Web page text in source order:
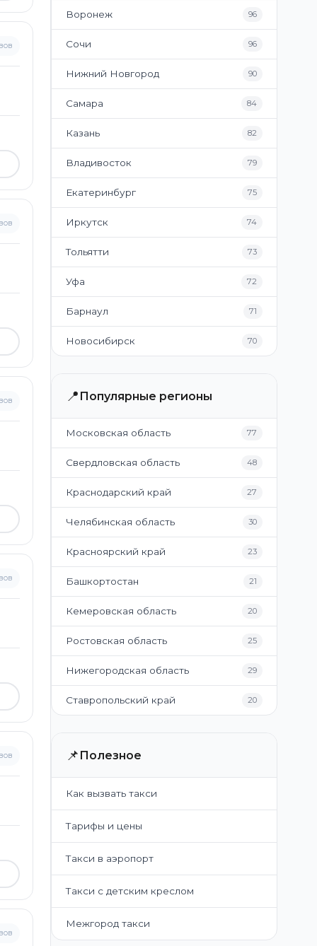
Воронеж 96
Сочи 96
Нижний Новгород 90
Самара 84
Казань 82
Владивосток 79
Екатеринбург 75
Иркутск 74
Тольятти 73
Уфа 72
Барнаул 71
Новосибирск 70
📍 Популярные регионы
Московская область 77
Свердловская область 48
Краснодарский край 27
Челябинская область 30
Красноярский край 23
Башкортостан 21
Кемеровская область 20
Ростовская область 25
Нижегородская область 29
Ставропольский край 20
📌 Полезное
Как вызвать такси
Тарифы и цены
Такси в аэропорт
Такси с детским креслом
Межгород такси